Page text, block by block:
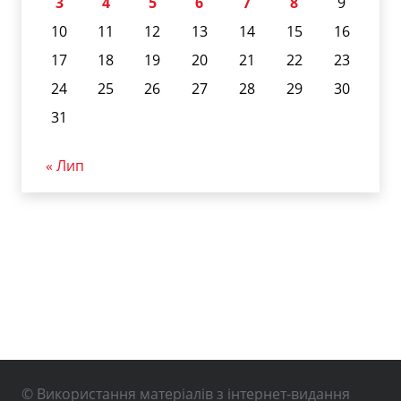
10
11 12 13 14 15
16
17
18 19 20 21 22
23
24
25 26 27 28 29
30
31
« Лип
© Використання матеріалів з інтернет-видання